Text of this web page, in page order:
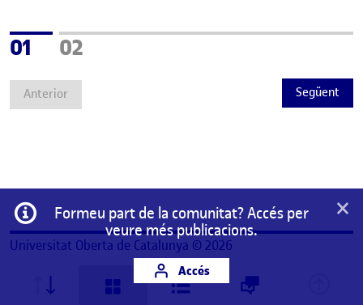
Anterior
Pàgina
01 Pàgina
02
Següent
Informació
Formeu part de la comunitat? Accés per
veure més publicacions.
Accés
×
Universitat Oberta de Catalunya © 2026